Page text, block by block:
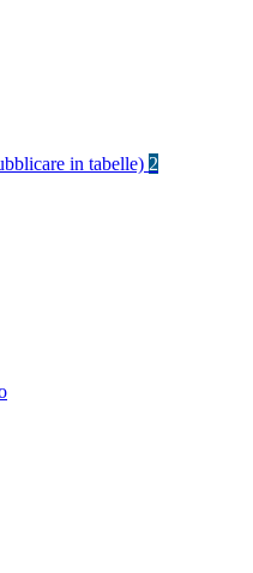
in tabelle) 2